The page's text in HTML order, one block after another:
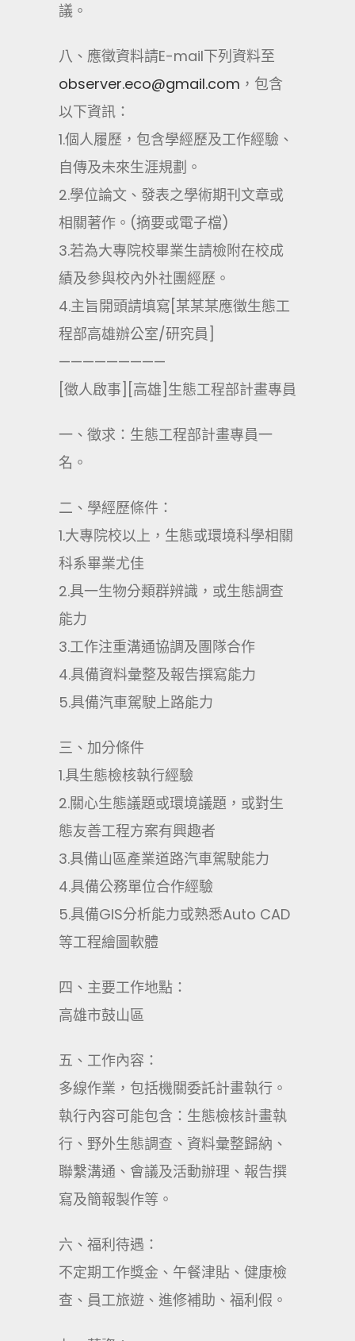
議。
八、應徵資料請E-mail下列資料至
observer.eco@gmail.com ，包含
以下資訊：
1.個人履歷，包含學經歷及工作經驗、
自傳及未來生涯規劃。
2.學位論文、發表之學術期刊文章或
相關著作。(摘要或電子檔)
3.若為大專院校畢業生請檢附在校成
績及參與校內外社團經歷。
4.主旨開頭請填寫[某某某應徵生態工
程部高雄辦公室/研究員]
—————————
[徵人啟事][高雄]生態工程部計畫專員
一、徵求：生態工程部計畫專員一
名。
二、學經歷條件：
1.大專院校以上，生態或環境科學相關
科系畢業尤佳
2.具一生物分類群辨識，或生態調查
能力
3.工作注重溝通協調及團隊合作
4.具備資料彙整及報告撰寫能力
5.具備汽車駕駛上路能力
三、加分條件
1.具生態檢核執行經驗
2.關心生態議題或環境議題，或對生
態友善工程方案有興趣者
3.具備山區產業道路汽車駕駛能力
4.具備公務單位合作經驗
5.具備GIS分析能力或熟悉Auto CAD
等工程繪圖軟體
四、主要工作地點：
高雄市鼓山區
五、工作內容：
多線作業，包括機關委託計畫執行。
執行內容可能包含：生態檢核計畫執
行、野外生態調查、資料彙整歸納、
聯繫溝通、會議及活動辦理、報告撰
寫及簡報製作等。
六、福利待遇：
不定期工作獎金、午餐津貼、健康檢
查、員工旅遊、進修補助、福利假。